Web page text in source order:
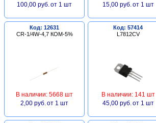
100,00 руб. от 1 шт
15,00 руб. от 1 шт
Код: 12631
CR-1/4W-4,7 КОМ-5%
В наличии: 5668 шт
2,00 руб. от 1 шт
Код: 57414
L7812CV
В наличии: 141 шт
45,00 руб. от 1 шт